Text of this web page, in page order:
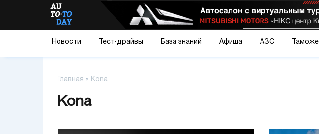
Новости Тест-драйвы База знаний Афиша АЗС
Главная » Kona
Kona